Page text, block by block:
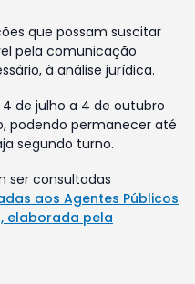
que possam suscitar
pela comunicação
à análise jurídica.
de julho a 4 de outubro
podendo permanecer até
segundo turno.
ser consultadas
aos Agentes Públicos
elaborada pela